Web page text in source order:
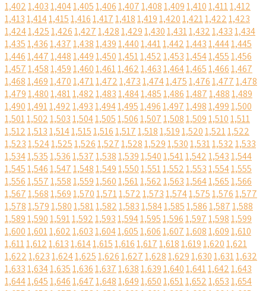
1,4021,4031,4041,4051,4061,4071,4081,4091,4101,4111,412
1,4131,4141,4151,4161,4171,4181,4191,4201,4211,4221,423
1,4241,4251,4261,4271,4281,4291,4301,4311,4321,4331,434
1,4351,4361,4371,4381,4391,4401,4411,4421,4431,4441,445
1,4461,4471,4481,4491,4501,4511,4521,4531,4541,4551,456
1,4571,4581,4591,4601,4611,4621,4631,4641,4651,4661,467
1,4681,4691,4701,4711,4721,4731,4741,4751,4761,4771,478
1,4791,4801,4811,4821,4831,4841,4851,4861,4871,4881,489
1,4901,4911,4921,4931,4941,4951,4961,4971,4981,4991,500
1,5011,5021,5031,5041,5051,5061,5071,5081,5091,5101,511
1,5121,5131,5141,5151,5161,5171,5181,5191,5201,5211,522
1,5231,5241,5251,5261,5271,5281,5291,5301,5311,5321,533
1,5341,5351,5361,5371,5381,5391,5401,5411,5421,5431,544
1,5451,5461,5471,5481,5491,5501,5511,5521,5531,5541,555
1,5561,5571,5581,5591,5601,5611,5621,5631,5641,5651,566
1,5671,5681,5691,5701,5711,5721,5731,5741,5751,5761,577
1,5781,5791,5801,5811,5821,5831,5841,5851,5861,5871,588
1,5891,5901,5911,5921,5931,5941,5951,5961,5971,5981,599
1,6001,6011,6021,6031,6041,6051,6061,6071,6081,6091,610
1,6111,6121,6131,6141,6151,6161,6171,6181,6191,6201,621
1,6221,6231,6241,6251,6261,6271,6281,6291,6301,6311,632
1,6331,6341,6351,6361,6371,6381,6391,6401,6411,6421,643
1,6441,6451,6461,6471,6481,6491,6501,6511,6521,6531,654